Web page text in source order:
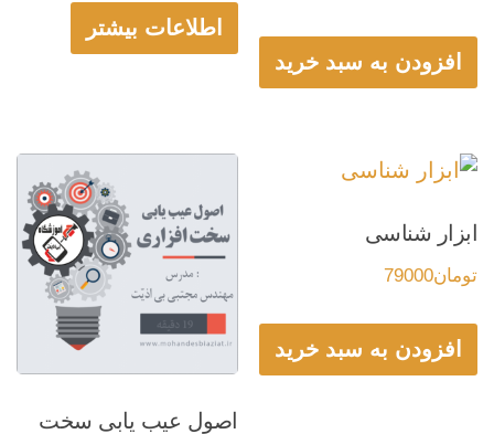
افزودن به سبد خرید
اطلاعات بیشتر
ابزار شناسی
تومان79000
افزودن به سبد خرید
اصول عیب یابی سخت